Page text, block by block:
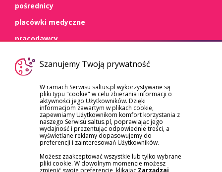
pośrednicy
placówki medyczne
pracodawcy
WSPARCIE
dokumenty
szkody/roszczenia
reklamacje
Szanujemy Twoją prywatność
W ramach Serwisu saltus.pl wykorzystywane są
pliki typu "cookie" w celu zbierania informacji o
aktywności jego Użytkowników. Dzięki
informacjom zawartym w plikach cookie,
zapewniamy Użytkownikom komfort korzystania z
naszego Serwisu saltus.pl, poprawiając jego
wydajność i prezentując odpowiednie treści, a
wyświetlane reklamy dopasowujemy do
preferencji i zainteresowań Użytkowników.
Możesz zaakceptować wszystkie lub tylko wybrane
pliki cookie. W dowolnym momencie możesz
zmienić swoje preferencje, klikając Zarządzaj